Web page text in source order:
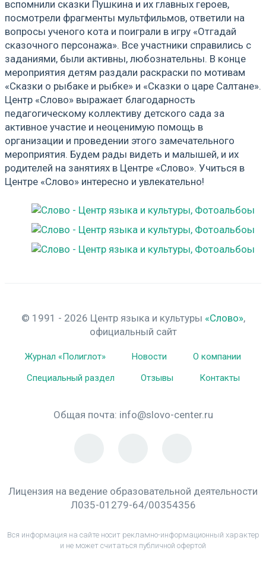
вспомнили сказки Пушкина и их главных героев,
посмотрели фрагменты мультфильмов, ответили на
вопросы ученого кота и поиграли в игру «Отгадай
сказочного персонажа». Все участники справились с
заданиями, были активны, любознательны. В конце
мероприятия детям раздали раскраски по мотивам
«Сказки о рыбаке и рыбке» и «Сказки о царе Салтане».
Центр «Слово» выражает благодарность
педагогическому коллективу детского сада за
активное участие и неоценимую помощь в
организации и проведении этого замечательного
мероприятия. Будем рады видеть и малышей, и их
родителей на занятиях в Центре «Слово». Учиться в
Центре «Слово» интересно и увлекательно!
© 1991 - 2026 Центр языка и культуры «Слово»,
официальный сайт
Журнал «Полиглот» Новости
О компании
Специальный раздел
Отзывы Контакты
Общая почта: info@slovo-center.ru
Лицензия на ведение образовательной деятельности
Л035-01279-64/00354356
Вся информация на сайте носит рекламно-информационный характер
и не может считаться публичной офертой